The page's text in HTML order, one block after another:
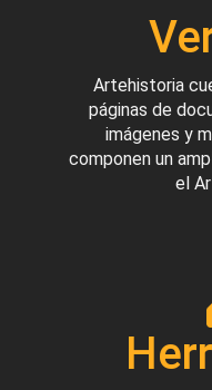
Artehistoria
páginas de
imágenes y
componen un
el